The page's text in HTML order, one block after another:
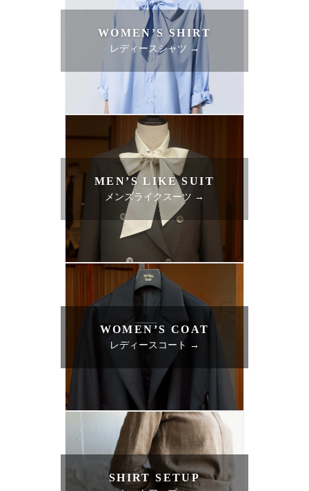
WOMEN’S SHIRT
レディースシャツ →
MEN’S LIKE SUIT
メンズライクスーツ →
WOMEN’S COAT
レディースコート →
SHIRT SETUP